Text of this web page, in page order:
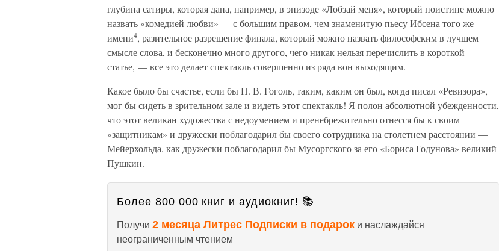
глубина сатиры, которая дана, например, в эпизоде «Лобзай меня», который поистине можно
назвать «комедией любви» — с большим правом, чем знаменитую пьесу Ибсена того же
имени4, разительное разрешение финала, который можно назвать философским в лучшем
смысле слова, и бесконечно много другого, чего никак нельзя перечислить в короткой
статье, — все это делает спектакль совершенно из ряда вон выходящим.
Какое было бы счастье, если бы Н. В. Гоголь, таким, каким он был, когда писал «Ревизора»,
мог бы сидеть в зрительном зале и видеть этот спектакль! Я полон абсолютной убежденности,
что этот великан художества с недоумением и пренебрежительно отнесся бы к своим
«защитникам» и дружески поблагодарил бы своего сотрудника на столетнем расстоянии —
Мейерхольда, как дружески поблагодарил бы Мусоргского за его «Бориса Годунова» великий
Пушкин.
Более 800 000 книг и аудиокниг! 📚
Получи 2 месяца Литрес Подписки в подарок и наслаждайся
неограниченным чтением